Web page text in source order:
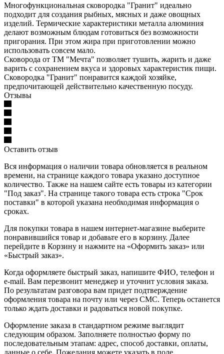
Многофункциональная сковородка "Гранит" идеально
подходит для создания рыбных, мясных и даже овощных
изделий. Термические характеристики металла алюминия
делают возможным блюдам готовиться без возможности
пригорания. При этом жира при приготовлении можно
использовать совсем мало.
Сковорода от ТМ "Мечта" позволяет тушить, жарить и даже
варить с сохранением вкуса и здоровых характеристик пищи.
Сковородка "Гранит" понравится каждой хозяйке,
предпочитающей действительно качественную посуду.
Отзывы
Оставить отзыв
Вся информация о наличии товара обновляется в реальном
времени, на странице каждого товара указано доступное
количество. Также на нашем сайте есть товары из категории
"Под заказ". На странице такого товара есть строка "Срок
поставки" в которой указана необходимая информация о
сроках.
Для покупки товара в нашем интернет-магазине выберите
понравившийся товар и добавьте его в корзину. Далее
перейдите в Корзину и нажмите на «Оформить заказ» или
«Быстрый заказ».
Когда оформляете быстрый заказ, напишите ФИО, телефон и
e-mail. Вам перезвонит менеджер и уточнит условия заказа.
По результатам разговора вам придет подтверждение
оформления товара на почту или через СМС. Теперь останется
только ждать доставки и радоваться новой покупке.
Оформление заказа в стандартном режиме выглядит
следующим образом. Заполняете полностью форму по
последовательным этапам: адрес, способ доставки, оплаты,
данные о себе. Пожелания можете указать в поле